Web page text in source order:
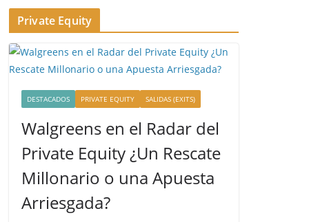
Private Equity
DESTACADOS PRIVATE EQUITY SALIDAS (EXITS)
Walgreens en el Radar del
Private Equity ¿Un Rescate
Millonario o una Apuesta
Arriesgada?